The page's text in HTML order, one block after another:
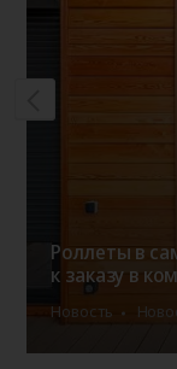
Роллеты в
к заказу в
Новость